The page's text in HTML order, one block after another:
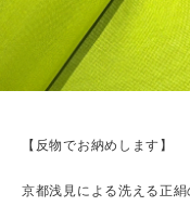
【反物でお納めします】
京都浅見による洗える正絹